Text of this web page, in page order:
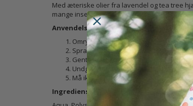
Med æteriske olier fra lavendel og tea tree
mange insekter og udendørs aktiviteter.
Anvendelse
Omryst flasken før brug.
Spray direkte på det berørte område
Gentag efter behov.
Undgå kontakt med øjne, næse og
Må ikke anvendes på åbne sår.
Ingredienser